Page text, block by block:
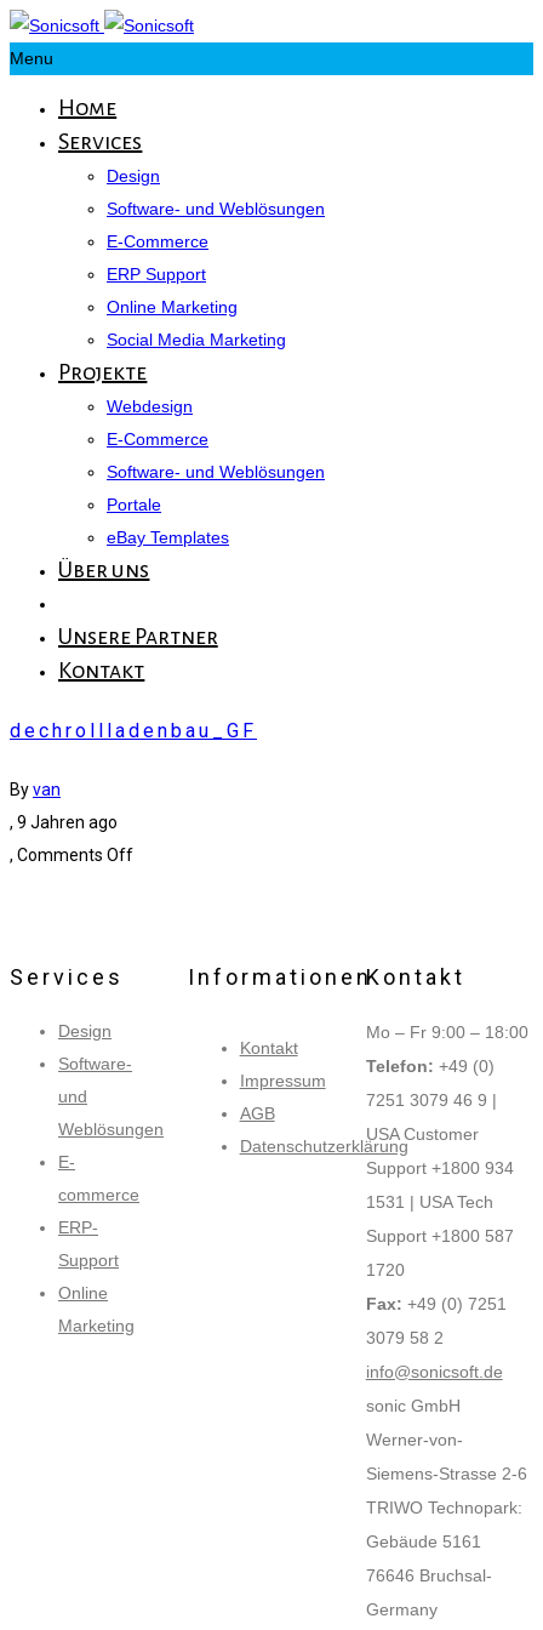
Menu
Home
Services
Design
Software- und Weblösungen
E-Commerce
ERP Support
Online Marketing
Social Media Marketing
Projekte
Webdesign
E-Commerce
Software- und Weblösungen
Portale
eBay Templates
Über uns
Unsere Partner
Kontakt
dechrollladenbau_GF
Byvan
, 9 Jahren ago
, Comments Off
Services
Design
Software-
und
Weblösungen
E-
commerce
ERP-
Support
Online
Marketing
Informationen
Kontakt
Impressum
AGB
Datenschutzerklärung
Kontakt
Mo – Fr 9:00 – 18:00
Telefon: +49 (0)
7251 3079 46 9 |
USA Customer
Support +1800 934
1531 | USA Tech
Support +1800 587
1720
Fax: +49 (0) 7251
3079 58 2
info@sonicsoft.de
sonic GmbH
Werner-von-
Siemens-Strasse 2-6
TRIWO Technopark:
Gebäude 5161
76646 Bruchsal-
Germany